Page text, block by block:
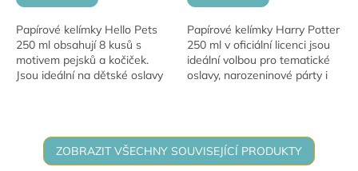
Papírové kelímky Hello Pets
250 ml obsahují 8 kusů s
motivem pejsků a kočiček.
Jsou ideální na dětské oslavy
Papírové kelímky Harry Potter
250 ml v oficiální licenci jsou
ideální volbou pro tematické
oslavy, narozeninové párty i
ZOBRAZIT VŠECHNY SOUVISEJÍCÍ PRODUKTY